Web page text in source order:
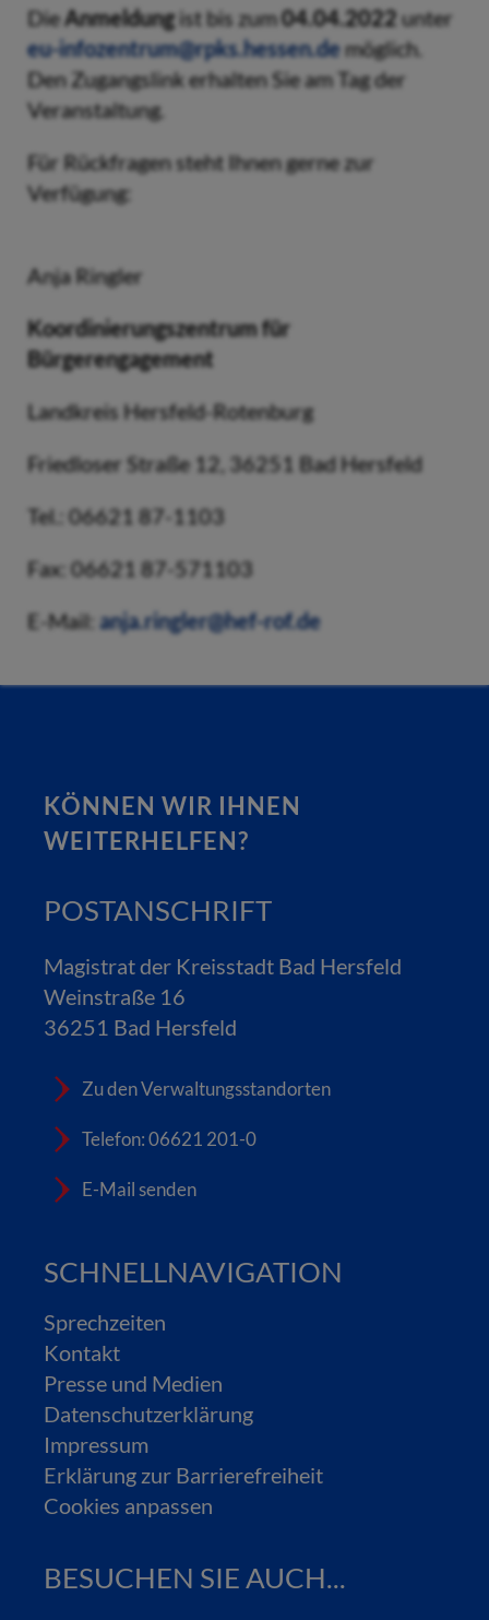
DieAnmeldungist bis zum04.04.2022unter
eu-infozentrum@rpks.hessen.demöglich.
Den Zugangslink erhalten Sie am Tag der
Veranstaltung.
Für Rückfragen steht Ihnen gerne zur
Verfügung:
Anja Ringler
Koordinierungszentrum für
Bürgerengagement
Landkreis Hersfeld-Rotenburg
Friedloser Straße 12, 36251 Bad Hersfeld
Tel.: 06621 87-1103
Fax: 06621 87-571103
E-Mail: anja.ringler@hef-rof.de
KÖNNEN WIR IHNEN
WEITERHELFEN?
POSTANSCHRIFT
Magistrat der Kreisstadt Bad Hersfeld
Weinstraße 16
36251 Bad Hersfeld
Zu den Verwaltungsstandorten
Telefon: 06621 201-0
E-Mail senden
SCHNELLNAVIGATION
Sprechzeiten
Kontakt
Presse und Medien
Datenschutzerklärung
Impressum
Erklärung zur Barrierefreiheit
Cookies anpassen
BESUCHEN SIE AUCH...